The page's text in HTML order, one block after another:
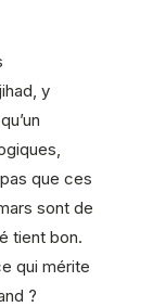
y
que ces
sont de
tient bon.
qui mérite
?